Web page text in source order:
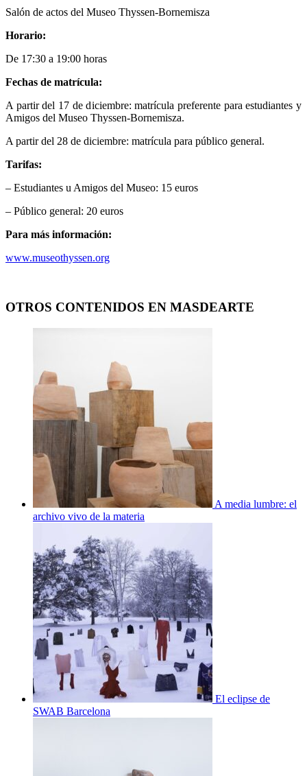
Salón de actos del Museo Thyssen-Bornemisza
Horario:
De 17:30 a 19:00 horas
Fechas de matrícula:
A partir del 17 de diciembre: matrícula preferente para estudiantes y
Amigos del Museo Thyssen-Bornemisza.
A partir del 28 de diciembre: matrícula para público general.
Tarifas:
– Estudiantes u Amigos del Museo: 15 euros
– Público general: 20 euros
Para más información:
www.museothyssen.org
OTROS CONTENIDOS EN MASDEARTE
A media lumbre: el
archivo vivo de la materia
El eclipse de
SWAB Barcelona